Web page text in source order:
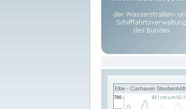
Elbe - Cuxhaven Steubenhöft